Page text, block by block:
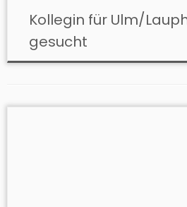
Kollegin für Ulm/
gesucht